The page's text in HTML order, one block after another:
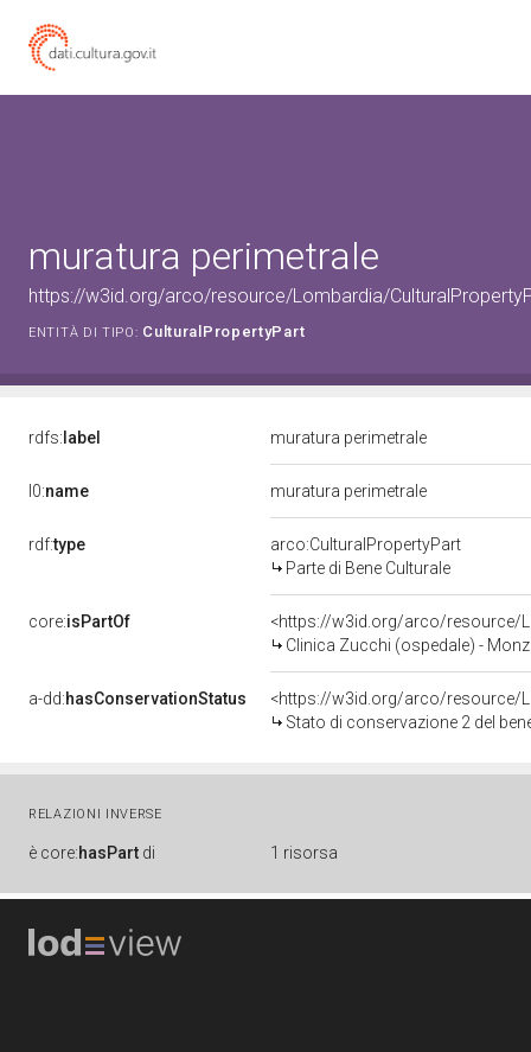
muratura perimetrale
https://w3id.org/arco/resource/Lombardia/
ENTITÀ DI TIPO: CulturalPropertyPart
rdfs: label muratura perimetrale
l0:name muratura perimetrale
rdf:type
arco:CulturalPropertyPart
Parte di Bene Culturale
core:isPartOf
<https://w3id.org/arco/resource/
Clinica Zucchi (ospedale) -
a-dd:hasConservationStatus
<https://w3id.org/arco/resource/
Stato di conservazione 2 del
RELAZIONI INVERSE
è core:hasPart di 1 risorsa